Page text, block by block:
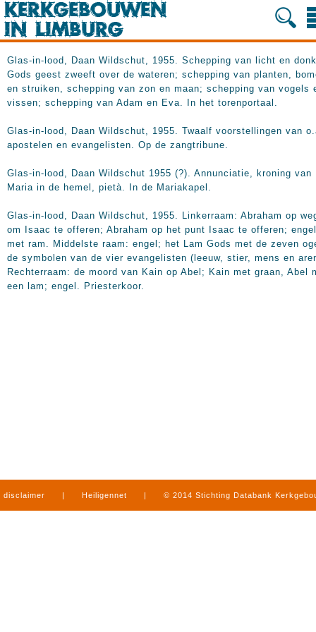
Glas-in-lood, Daan Wildschut, 1955. Schepping van licht en
Gods geest zweeft over de wateren; schepping van planten,
en struiken, schepping van zon en maan; schepping van vogels
vissen; schepping van Adam en Eva. In het torenportaal.
Glas-in-lood, Daan Wildschut, 1955. Twaalf voorstellingen van
apostelen en evangelisten. Op de zangtribune.
Glas-in-lood, Daan Wildschut 1955 (?). Annunciatie, kroning van
Maria in de hemel, pietà. In de Mariakapel.
Glas-in-lood, Daan Wildschut, 1955. Linkerraam: Abraham op
om Isaac te offeren; Abraham op het punt Isaac te offeren; engel
met ram. Middelste raam: engel; het Lam Gods met de zeven
de symbolen van de vier evangelisten (leeuw, stier, mens en
Rechterraam: de moord van Kain op Abel; Kain met graan, Abel
een lam; engel. Priesterkoor.
disclaimer | Heiligennet | © 2014 Stichting Databank